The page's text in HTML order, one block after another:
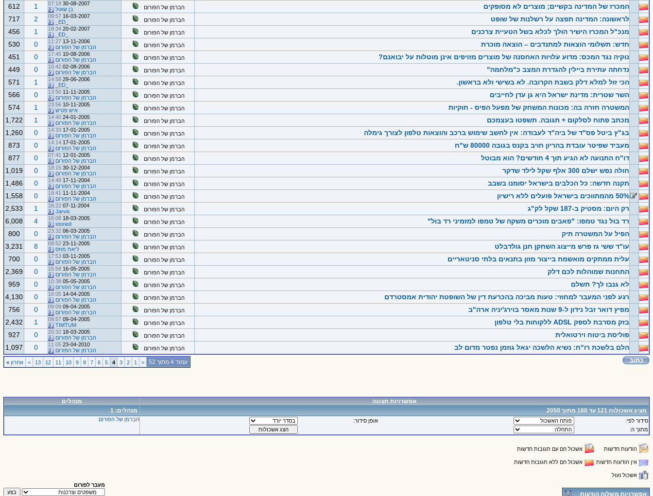
המכרז של המדינה בקשיים; מוצרים לא מסופקים
הברמן של הפורום
30-08-2007
07:18
בן שאול
1
612
לראשונה: המדינה תפצה על רשלנות של שופט
הברמן של הפורום
16-03-2007
09:57
2
717
מנכ"ל המכרז הישיר הולך לכלא בשל הטעיית צרכנים
הברמן של הפורום
20-02-2007
18:34
1
456
חדש: תשלומי הוצאות למתנדבים – הוצאה מוכרת
הברמן של הפורום
13-11-2006
11:27
הברמן של הפורום
0
530
נוקיה נגד המכס: מדוע עלויות האחסנה של מוצרים מזויפים אינן מוטלות על יבואנם?
הברמן של הפורום
10-08-2006
17:45
הברמן של הפורום
0
451
נדחתה עתירת ביילין להגדרת המצב כ"מלחמה"
הברמן של הפורום
02-08-2006
10:42
הברמן של הפורום
0
449
הכי זול למלא דלק בשבת הקרובה. לא בשישי ולא בראשון.
הברמן של הפורום
29-06-2006
14:58
1
571
השר שטרית: מדינת ישראל היא גן עדן לחייבים
הברמן של הפורום
11-11-2005
13:50
הברמן של הפורום
0
566
המשטרה חזרה בה: מכונות המשחק של מפעל הפיס - חוקיות
הברמן של הפורום
10-11-2005
23:56
איש פטיש
1
574
מכתב פתוח לסלקום + תגובה. תשפטו בעצמכם
הברמן של הפורום
24-01-2005
14:40
הברמן של הפורום
1
1,722
בג"ץ ביטל פס"ד של ביה"ד לעבודה: אין לחשב שימוש ברכב והוצאות טלפון לצורך גימלה
הברמן של הפורום
17-01-2005
14:33
הברמן של הפורום
0
1,260
מעביד שפיטר עובדת בהריון חויב בקנס בגובה 80000 ש"ח
הברמן של הפורום
17-01-2005
14:14
הברמן של הפורום
0
873
דו"ח התנועה לא הגיע תוך 4 חודשים? הוא מבוטל
הברמן של הפורום
12-01-2005
07:41
הברמן של הפורום
0
877
חולה נפש ישלם 300 אלף שקל לילד שדקר
הברמן של הפורום
30-12-2004
18:15
הברמן של הפורום
0
1,019
תקנה חדשה: כל הכלבים בישראל יסומנו בשבב
הברמן של הפורום
17-11-2004
14:49
הברמן של הפורום
0
1,486
50% מהמתווכים בישראל פועלים ללא רישיון
הברמן של הפורום
11-11-2004
18:41
הברמן של הפורום
0
1,558
רק היום: מסטיק ב-187 שקל לק"ג
הברמן של הפורום
07-11-2004
18:22
Jarvis
1
2,533
רד בול נגד טמפו: "פאבים מוכרים משקה של טמפו למזמיני רד בול"
הברמן של הפורום
18-03-2005
16:08
stoned
4
6,008
הפיל על המשטרה תיק
הברמן של הפורום
06-03-2005
23:32
הברמן של הפורום
0
800
עו"ד ששי גז פרש מייצוג השחקן חנן גולדבלט
הברמן של הפורום
23-11-2005
08:52
ליאת מוזס
8
3,231
עלית ממתקים מואשמת בייצור מזון בתנאים בלתי סניטאריים
הברמן של הפורום
03-11-2005
17:53
הברמן של הפורום
0
700
התחנות שמוהלות לכם דלק
הברמן של הפורום
16-05-2005
15:58
הברמן של הפורום
0
2,369
לא גנבו לך? תשלם
הברמן של הפורום
05-05-2005
10:38
הברמן של הפורום
0
959
רגע לפני המעבר למחוזי: טעות מביכה בהכרעת דין של השופטת יהודית אמסטרדם
הברמן של הפורום
14-04-2005
16:05
הברמן של הפורום
0
4,130
מפיץ דואר זבל נידון ל-9 שנות מאסר בוירג'יניה ארה"ב
הברמן של הפורום
09-04-2005
09:09
הברמן של הפורום
0
756
בזק מסרבת לספק ADSL ללקוחות בלי טלפון
הברמן של הפורום
09-04-2005
09:57
TIMTUM
1
2,432
פוליסת ביטוח וירטואלית
הברמן של הפורום
18-03-2005
20:32
הברמן של הפורום
0
927
הלם בלשכת רו"ח: נשיא הלשכה יגאל גוזמן נפטר מדום לב
הברמן של הפורום
23-04-2010
11:05
הברמן של הפורום
0
1,097
עמוד 4 מתוך 52 <
1
2
3
4
5
6
7
8
9
10
11
12
13
> אחרון »
אפשרויות תצוגה
מנהלים
מציג אשכולות 121 עד 160 מתוך 2050
מנהלים: 1
סידור לפי:
אופן סידור:
מתוך ה:
הברמן של הפורום
הודעות חדשות אשכול חם עם תגובות חדשות
אין הודעות חדשות אשכול חם ללא תגובות חדשות
אשכול נעול
אפשרויות משלוח הודעות
מעבר לפורום